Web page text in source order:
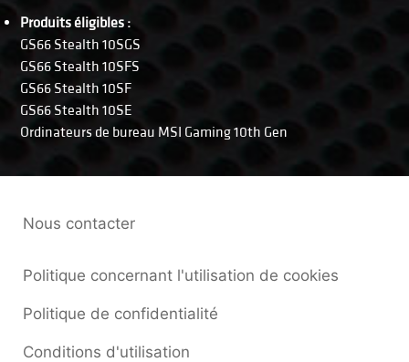
Produits éligibles :
GS66 Stealth 10SGS
GS66 Stealth 10SFS
GS66 Stealth 10SF
GS66 Stealth 10SE
Ordinateurs de bureau MSI Gaming 10th Gen
Politique concernant l'utilisation de cookies
Politique de confidentialité
Conditions d'utilisation
Nous contacter